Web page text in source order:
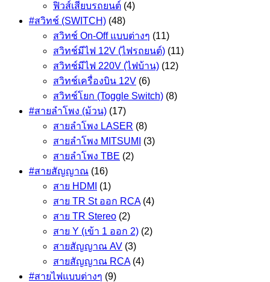
ฟิวส์เสียบรถยนต์ (4)
#สวิทช์ (SWITCH) (48)
สวิทช์ On-Off แบบต่างๆ (11)
สวิทช์มีไฟ 12V (ไฟรถยนต์) (11)
สวิทช์มีไฟ 220V (ไฟบ้าน) (12)
สวิทช์เครื่องบิน 12V (6)
สวิทช์โยก (Toggle Switch) (8)
#สายลำโพง (ม้วน) (17)
สายลำโพง LASER (8)
สายลำโพง MITSUMI
(3)
สายลำโพง TBE (2)
#สายสัญญาณ (16)
สาย HDMI
(1)
สาย TR St ออก RCA (4)
สาย TR Stereo (2)
สาย Y (เข้า 1 ออก 2) (2)
สายสัญญาณ AV (3)
สายสัญญาณ RCA (4)
#สายไฟแบบต่างๆ (9)